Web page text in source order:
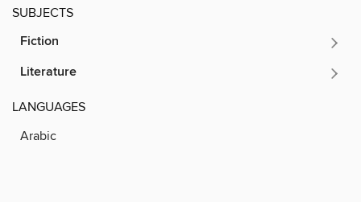
SUBJECTS
Fiction
Literature
LANGUAGES
Arabic